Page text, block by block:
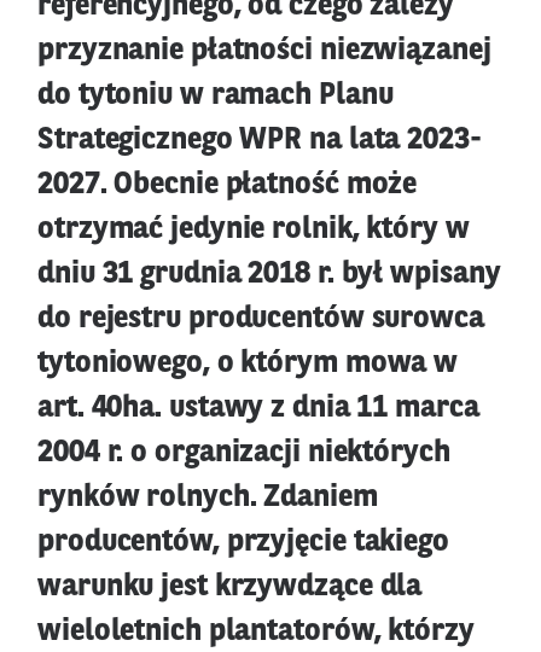
referencyjnego, od czego zależy
przyznanie płatności niezwiązanej
do tytoniu w ramach Planu
Strategicznego WPR na lata 2023-
2027. Obecnie płatność może
otrzymać jedynie rolnik, który w
dniu 31 grudnia 2018 r. był wpisany
do rejestru producentów surowca
tytoniowego, o którym mowa w
art. 40ha. ustawy z dnia 11 marca
2004 r. o organizacji niektórych
rynków rolnych. Zdaniem
producentów, przyjęcie takiego
warunku jest krzywdzące dla
wieloletnich plantatorów, którzy